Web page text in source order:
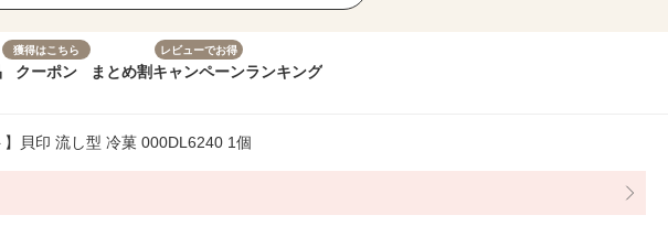
獲得はこちら
クーポン まとめ割
レビューでお得
キャンペーンランキング
】貝印 流し型 冷菓 000DL6240 1個